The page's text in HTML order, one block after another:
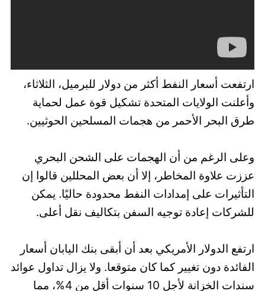
ارتفعت أسعار النفط أكثر من دولار للبرميل، الثلاثاء،
وأعلنت الولايات المتحدة تشكيل قوة عمل لحماية
طرق البحر الأحمر من هجمات المسلحين الحوثيين.
وعلى الرغم من أن الهجمات على الشحن البحري
عززت علاوة المخاطر، إلا أن بعض المحللين قالوا إن
التأثيرات على إمدادات النفط محدودة حاليًا. يمكن
للشركات إعادة توجيه السفن بتكاليف نقل أعلى.
ارتفع الدولار الأمريكي بعد أن أبقى بنك اليابان أسعار
الفائدة دون تغيير كما كان متوقعا. ولا يزال تداول عوائد
سندات الخزانة لأجل 10 سنوات أقل من 4%، مما